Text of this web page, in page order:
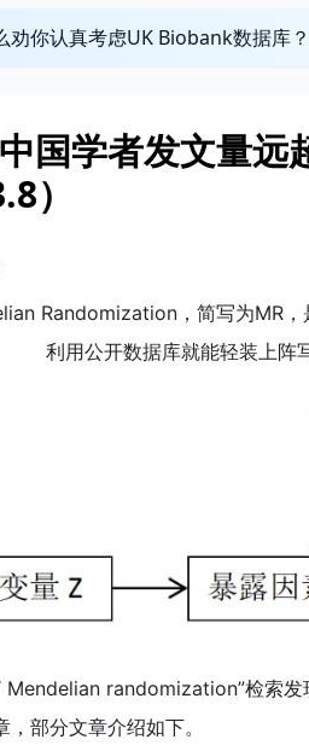
劝你认真考虑UK Biobank数据库
国学者发文量
）
Randomization，简写为MR
利用公开数据库就能轻装上阵
Mendelian randomization”检索发
，部分文章介绍如下。